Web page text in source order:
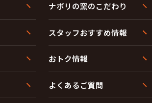
ナポリの窯のこだわり
スタッフおすすめ情報
おトク情報
よくあるご質問